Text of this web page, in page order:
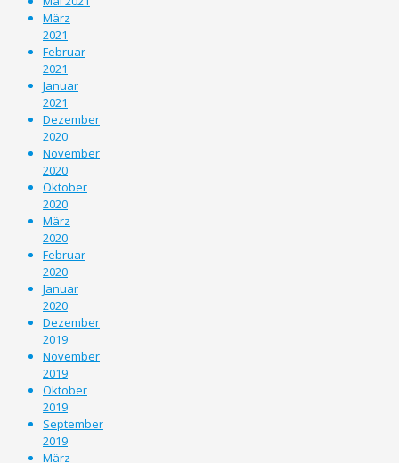
März
2021
Februar
2021
Januar
2021
Dezember
2020
November
2020
Oktober
2020
März
2020
Februar
2020
Januar
2020
Dezember
2019
November
2019
Oktober
2019
September
2019
März